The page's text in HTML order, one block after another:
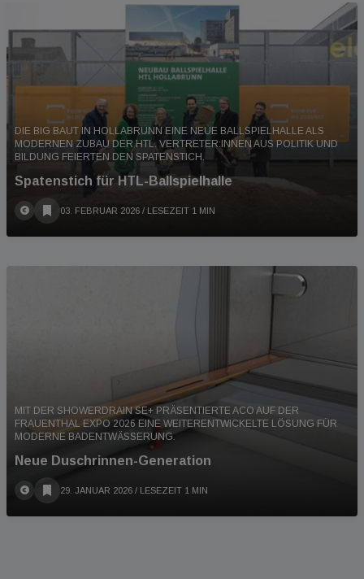
DIE BIG BAUT IN HOLLABRUNN EINE NEUE BALLSPIELHALLE ALS
MODERNEN ZUBAU DER HTL. VERTRETER:INNEN AUS POLITIK UND
BILDUNG FEIERTEN DEN SPATENSTICH.
Spatenstich für HTL-Ballspielhalle
03. FEBRUAR 2026 / LESEZEIT 1 MIN
MIT DER SHOWERDRAIN SE+ PRÄSENTIERTE ACO AUF DER
FRAUENTHAL EXPO 2026 EINE WEITERENTWICKELTE LÖSUNG FÜR
MODERNE BADENTWÄSSERUNG.
Neue Duschrinnen-Generation
29. JANUAR 2026 / LESEZEIT 1 MIN